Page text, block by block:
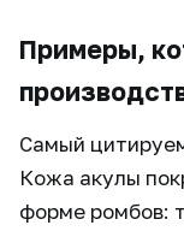
Примеры,
Самый
Кожа акулы
форме ромбов: